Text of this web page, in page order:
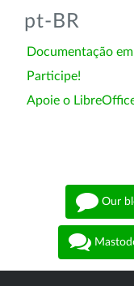
pt-BR
Documentação
Participe!
Apoie o
Our